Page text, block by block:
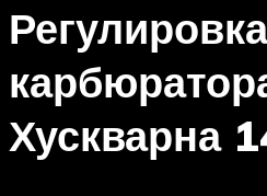
Регулировка
Хускварна